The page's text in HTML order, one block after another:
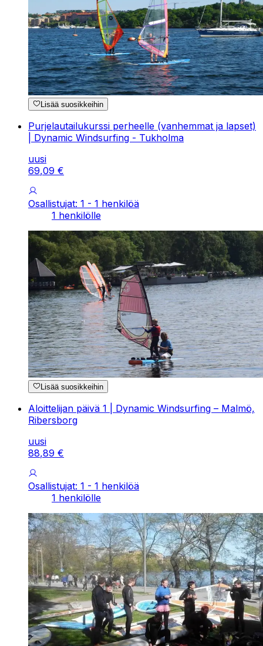
Lisää suosikkeihin
Purjelautailukurssi perheelle (vanhemmat ja lapset)
| Dynamic Windsurfing - Tukholma
uusi
69,09 €
Osallistujat: 1 - 1 henkilöä
1 henkilölle
Lisää suosikkeihin
Aloittelijan päivä 1 | Dynamic Windsurfing – Malmö,
Ribersborg
uusi
88,89 €
Osallistujat: 1 - 1 henkilöä
1 henkilölle